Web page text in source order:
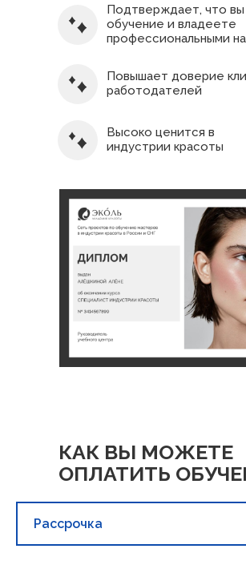
Повышает доверие
работодателей
Подтверждает, что
обучение и владеете
профессиональными
Высоко ценится в
индустрии красоты
КАК ВЫ МОЖЕТЕ
ОПЛАТИТЬ